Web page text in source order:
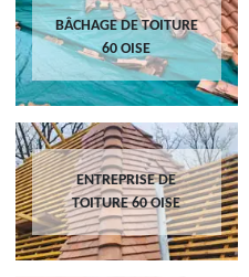
BÂCHAGE DE TOITURE
60 OISE
ENTREPRISE DE
TOITURE 60 OISE